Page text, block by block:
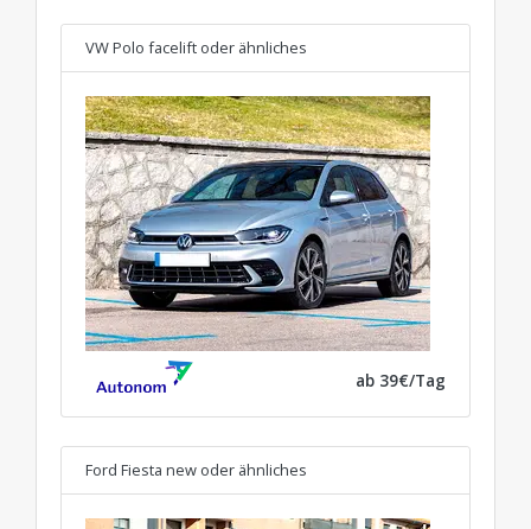
VW Polo facelift oder ähnliches
ab 39€/Tag
Ford Fiesta new oder ähnliches